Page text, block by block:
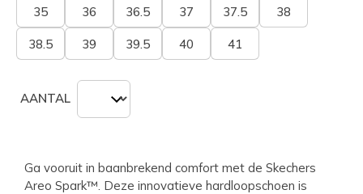
35 36 36.5 37 37.5 38
38.5 39 39.5 40 41
AANTAL
Ga vooruit in baanbrekend comfort met de Skechers
Areo Spark™. Deze innovatieve hardloopschoen is